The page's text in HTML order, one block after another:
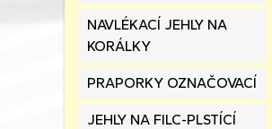
NAVLÉKACÍ JEHLY NA
KORÁLKY
PRAPORKY OZNAČOVACÍ
JEHLY NA FILC-PLSTÍCÍ